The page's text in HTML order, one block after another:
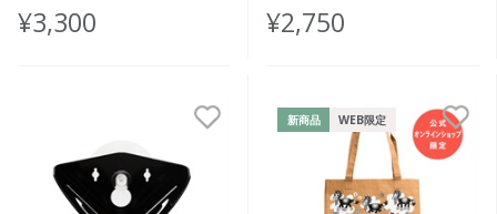
¥3,300 ¥2,750
新商品 WEB限定